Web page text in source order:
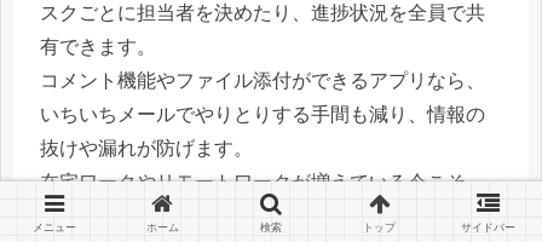
スクごとに担当者を決めたり、進捗状況を全員で共
有できます。
コメント機能やファイル添付ができるアプリなら、
いちいちメールでやりとりする手間も減り、情報の
抜けや漏れが防げます。
在宅ワークやリモートワークが増えている今こそ、
こうした共有機能を上手く活用して、チームワーク
メニュー ホーム 検索 トップ サイドバー